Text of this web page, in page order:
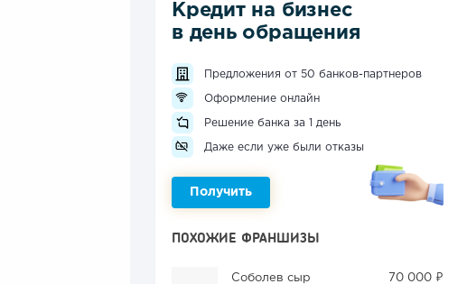
Кредит на бизнес
в день обращения
Предложения от 50 банков-партнеров
Оформление онлайн
Решение банка за 1 день
Даже если уже были отказы
Получить
ПОХОЖИЕ ФРАНШИЗЫ
Соболев сыр 70 000 ₽